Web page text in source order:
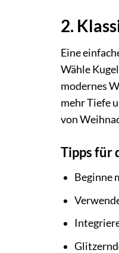
2.
Eine
Wähle
modernes
mehr Tiefe
von
Tipps für
Beginne